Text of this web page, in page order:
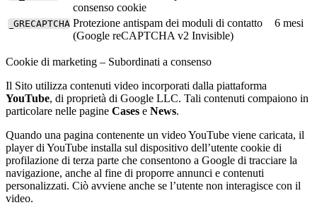
consenso cookie
_GRECAPTCHA Protezione antispam dei moduli di contatto
(Google reCAPTCHA v2 Invisible)
6 mesi
Cookie di marketing – Subordinati a consenso
Il Sito utilizza contenuti video incorporati dalla piattaforma
YouTube, di proprietà di Google LLC. Tali contenuti compaiono in
particolare nelle pagine Cases e News.
Quando una pagina contenente un video YouTube viene caricata, il
player di YouTube installa sul dispositivo dell’utente cookie di
profilazione di terza parte che consentono a Google di tracciare la
navigazione, anche al fine di proporre annunci e contenuti
personalizzati. Ciò avviene anche se l’utente non interagisce con il
video.